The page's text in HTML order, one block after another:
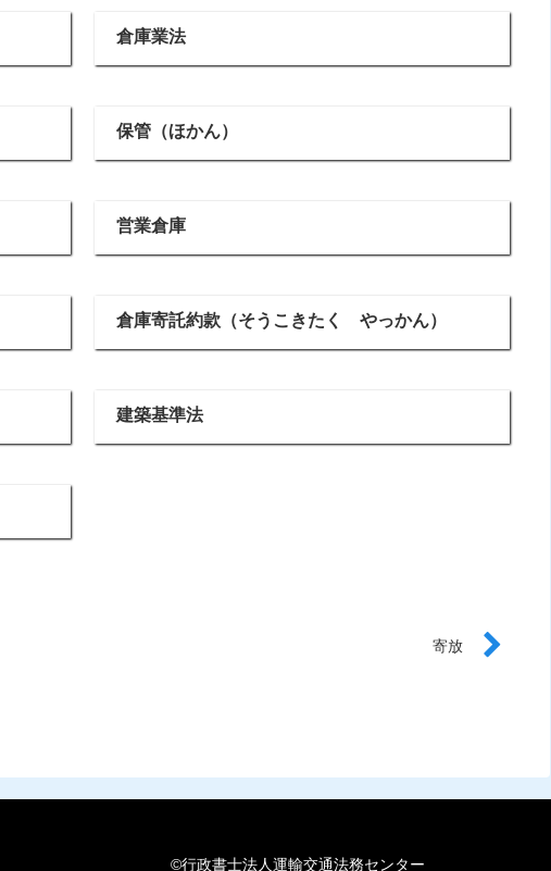
倉庫業法
保管（ほかん）
営業倉庫
倉庫寄託約款（そうこきたく やっかん）
建築基準法
寄放
©行政書士法人運輸交通法務センター